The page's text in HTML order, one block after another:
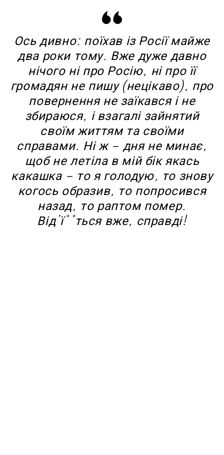
Ось дивно: поїхав із Росії майже
два роки тому. Вже дуже давно
нічого ні про Росію, ні про її
громадян не пишу (нецікаво), про
повернення не заїкався і не
збираюся, і взагалі зайнятий
своїм життям та своїми
справами. Ні ж – дня не минає,
щоб не летіла в мій бік якась
какашка – то я голодую, то знову
когось образив, то попросився
назад, то раптом помер.
Від’ї**ться вже, справді!